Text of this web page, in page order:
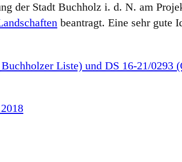
der Stadt Buchholz i. d. N. am
beantragt. Eine sehr gute
Liste) und DS 16-21/0293